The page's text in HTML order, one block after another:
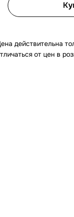
действительна
от цен в